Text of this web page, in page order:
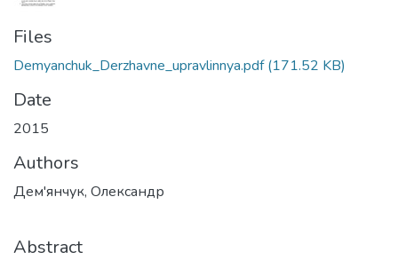
Files
Demyanchuk_Derzhavne_upravlinnya.pdf(171.52 KB)
Date
2015
Authors
Дем'янчук, Олександр
Abstract